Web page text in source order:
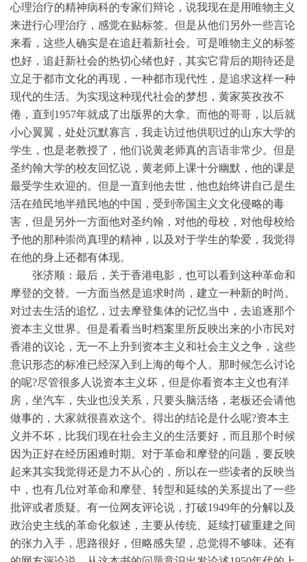
心理治疗的精神病科的专家们辩论，说我现在是用唯物主义
来进行心理治疗，感觉在贴标签。但是从他们另外一些言论
来看，这些人确实是在追赶着新社会。可是唯物主义的标签
也好，追赶新社会的热切心绪也好，其实它背后的期待还是
立足于都市文化的再现，一种都市现代性，是追求这样一种
现代的生活。为实现这种现代社会的梦想，黄家英孜孜不
倦，直到1957年就成了出版界的大拿。而他的哥哥，以后就
小心翼翼，处处沉默寡言，我走访过他供职过的山东大学的
学生，也是老教授了，他们说黄老师真的言语非常少。但是
圣约翰大学的校友回忆说，黄老师上课十分幽默，他的课是
最受学生欢迎的。但是一直到他去世，他也始终讲自己是生
活在殖民地半殖民地的中国，受到帝国主义文化侵略的毒
害，但是另外一方面他对圣约翰，对他的母校，对他母校给
予他的那种崇尚真理的精神，以及对于学生的挚爱，我觉得
在他的身上还都有体现。
张济顺：最后，关于香港电影，也可以看到这种革命和
摩登的交替。一方面当然是追求时尚，建立一种新的时尚。
对过去生活的追忆，过去摩登集体的记忆当中，去追逐那个
资本主义世界。但是看看当时档案里所反映出来的小市民对
香港的议论，无一不上升到资本主义和社会主义之争，这些
意识形态的标准已经深入到上海的每个人。那时候怎么讨论
的呢?尽管很多人说资本主义坏，但是你看资本主义也有洋
房，坐汽车，失业也没关系，只要头脑活络，老板还会请他
做事的，大家就很喜欢这个。得出的结论是什么呢?资本主
义并不坏，比我们现在社会主义的生活要好，而且那个时候
因为正好在经历困难时期。对于革命和摩登的问题，要反映
起来其实我觉得还是力不从心的，所以在一些读者的反映当
中，也有几位对革命和摩登、转型和延续的关系提出了一些
批评或者质疑。有一位网友评论说，打破1949年的分解以及
政治史主线的革命化叙述，主要从传统、延续打破重建之间
的张力入手，思路很好，但略感失望，总觉得不够味。还有